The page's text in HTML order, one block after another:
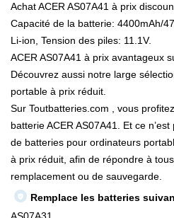
Achat ACER AS07A41 à prix
Capacité de la batterie: 4400mAh/
Li-ion, Tension des piles: 11.1V.
ACER AS07A41 à prix avantageux
Découvrez aussi notre large
portable à prix réduit.
Sur Toutbatteries.com , vous
batterie ACER AS07A41. Et ce
de batteries pour ordinateurs
à prix réduit, afin de répondre à
remplacement ou de sauvegarde.
Remplace les batteries